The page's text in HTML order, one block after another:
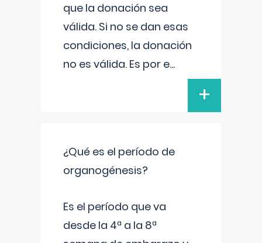
que la donación sea
válida. Si no se dan esas
condiciones, la donación
no es válida. Es por e...
+
¿Qué es el período de
organogénesis?
Es el período que va
desde la 4ª a la 8ª